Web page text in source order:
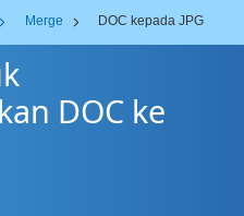
Merge DOC kepada JPG
DOC ke